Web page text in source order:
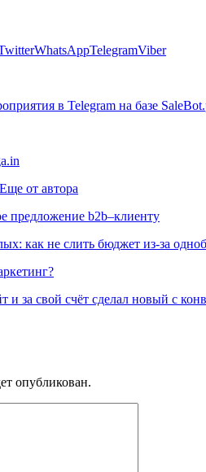
WhatsAppTelegramViber
в Telegram на базе
Еще от автора
предложение b2b–клиенту
как не слить бюджет из-за
и за свой счёт сделал новый с
опубликован.